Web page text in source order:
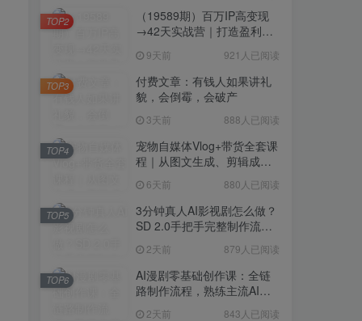
（19589期）百万IP高变现
→42天实战营｜打造盈利赚
域转化批量成交积累客户案
例
9天前 921人已阅读
TOP2
付费文章：有钱人如果讲礼
貌，会倒霉，会破产
3天前 888人已阅读
TOP3
宠物自媒体Vlog+带货全套课
程｜从图文生成、剪辑成片
6天前 880人已阅读
TOP4
3分钟真人AI影视剧怎么做？
SD 2.0手把手完整制作流程
无限生成
2天前 879人已阅读
TOP5
AI漫剧零基础创作课：全链
路制作流程，熟练主流AI工
2天前 843人已阅读
TOP6